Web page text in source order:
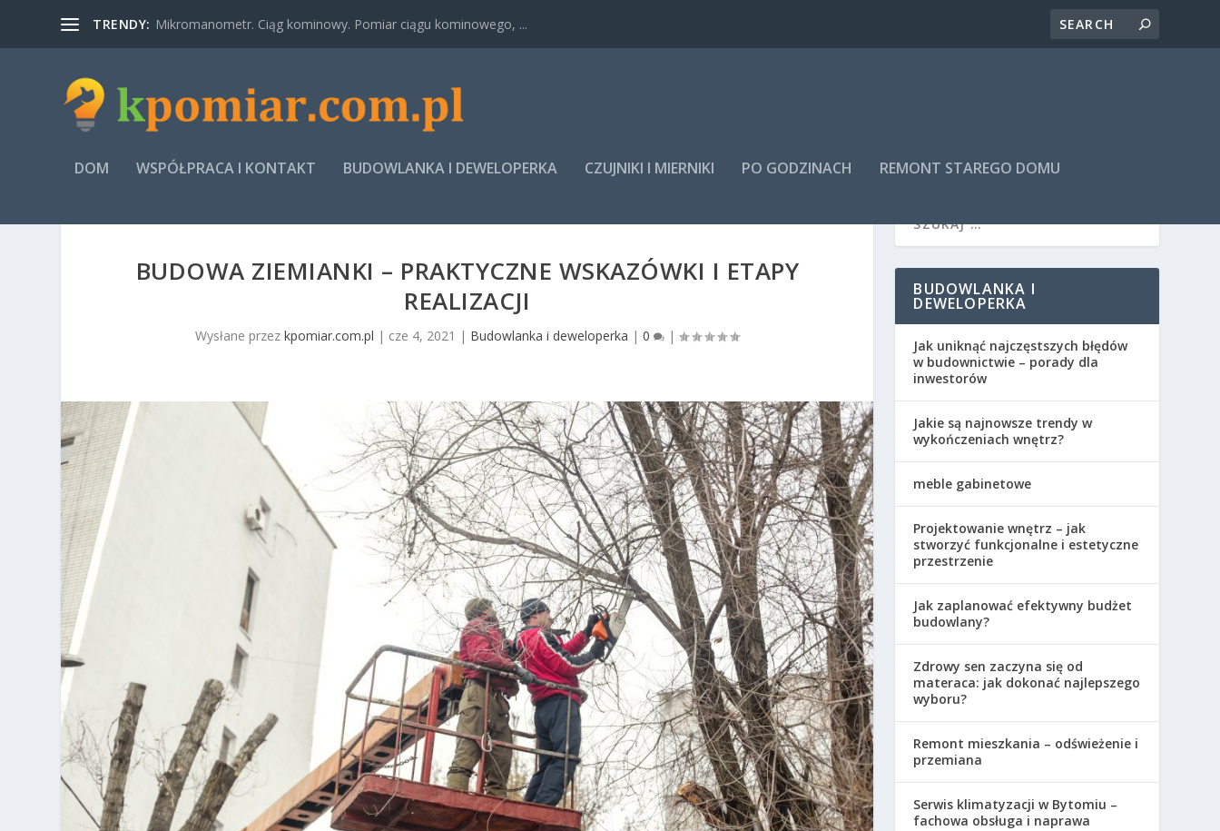
TRENDY: Mikromanometr. Ciąg kominowy. Pomiar ciągu kominowego, ...
DOM WSPÓŁPRACA I KONTAKT BUDOWLANKA I DEWELOPERKA CZUJNIKI I MIERNIKI PO GODZINACH REMONT STAREGO DOMU
BUDOWA ZIEMIANKI – PRAKTYCZNE WSKAZÓWKI I ETAPY
REALIZACJI
Wysłane przezkpomiar.com.pl | cze 4, 2021 | Budowlanka i deweloperka |0 |
BUDOWLANKA I
DEWELOPERKA
Jak uniknąć najczęstszych błędów
w budownictwie – porady dla
inwestorów
Jakie są najnowsze trendy w
wykończeniach wnętrz?
meble gabinetowe
Projektowanie wnętrz – jak
stworzyć funkcjonalne i estetyczne
przestrzenie
Jak zaplanować efektywny budżet
budowlany?
Zdrowy sen zaczyna się od
materaca: jak dokonać najlepszego
wyboru?
Remont mieszkania – odświeżenie i
przemiana
Serwis klimatyzacji w Bytomiu –
fachowa obsługa i naprawa